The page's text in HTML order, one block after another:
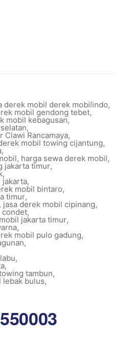
derek mobil derek mobilindo,
mobil gendong tebet,
mobil kebagusan,
,
Ciawi Rancamaya,
mobil towing cijantung,
,
, harga sewa derek mobil,
jakarta timur,
,
jakarta,
mobil bintaro,
timur,
, jasa derek mobil cipinang,
condet,
jakarta timur,
,
mobil pulo gadung,
,
,
,
tambun,
lebak bulus,